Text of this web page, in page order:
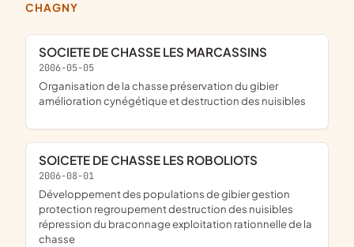
CHAGNY
SOCIETE DE CHASSE LES MARCASSINS
2006-05-05
organisation de la chasse préservation du gibier
amélioration cynégétique et destruction des nuisibles
SOICETE DE CHASSE LES ROBOLIOTS
2006-08-01
Développement des populations de gibier gestion
protection regroupement destruction des nuisibles
répression du braconnage exploitation rationnelle de la
chasse